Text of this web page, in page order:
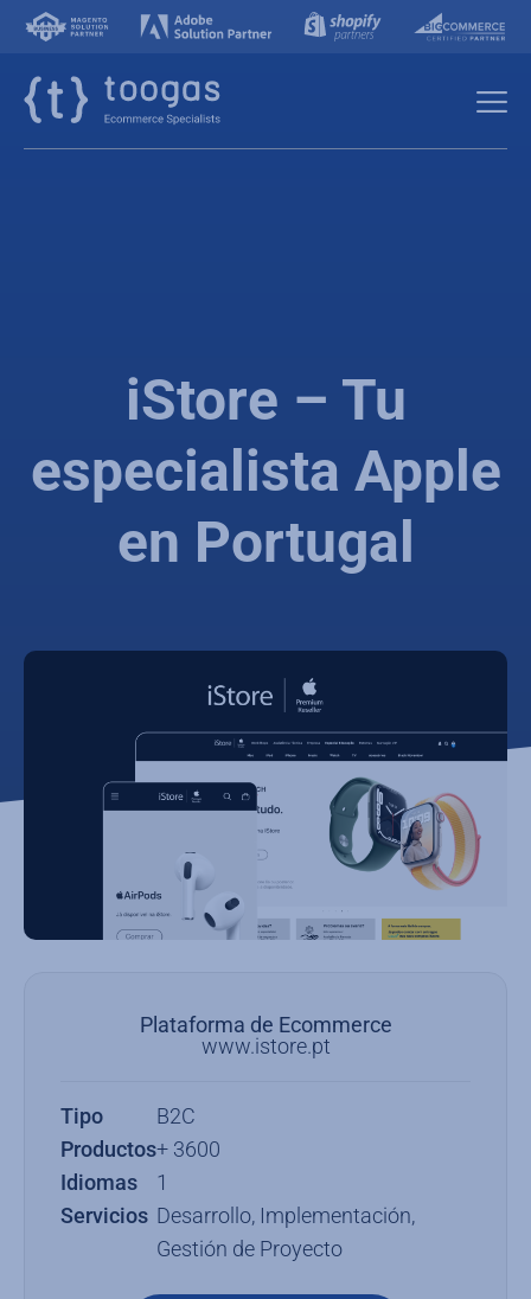
iStore – Tu
especialista Apple
en Portugal
Plataforma de Ecommerce
www.istore.pt
Tipo
B2C
Productos+ 3600
Idiomas
1
Servicios Desarrollo, Implementación,
Gestión de Proyecto